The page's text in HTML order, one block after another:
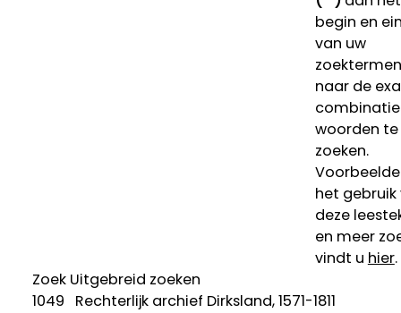
begin en
van uw
naar de
woorden te
zoeken.
het gebruik
deze
en meer
vindt u hier.
Zoek Uitgebreid zoeken
1049 Rechterlijk archief Dirksland, 1571-1811